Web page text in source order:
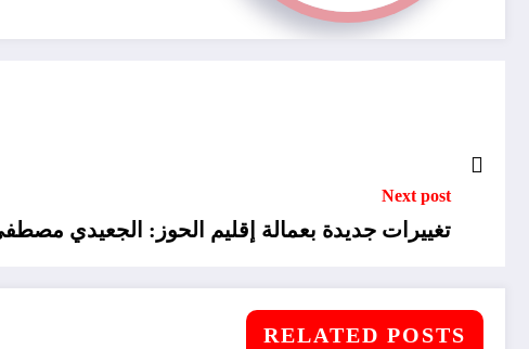
Next post
تغييرات جديدة بعمالة إقليم الحوز: الجعيدي
RELATED POSTS